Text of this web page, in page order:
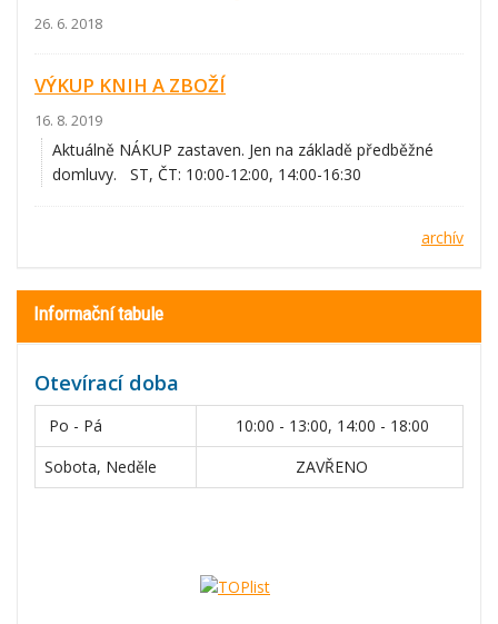
26. 6. 2018
VÝKUP KNIH A ZBOŽÍ
16. 8. 2019
Aktuálně NÁKUP zastaven. Jen na základě předběžné
domluvy. ST, ČT: 10:00-12:00, 14:00-16:30
archív
Informační tabule
Otevírací doba
Po - Pá
10:00 - 13:00, 14:00 - 18:00
Sobota, Neděle
ZAVŘENO